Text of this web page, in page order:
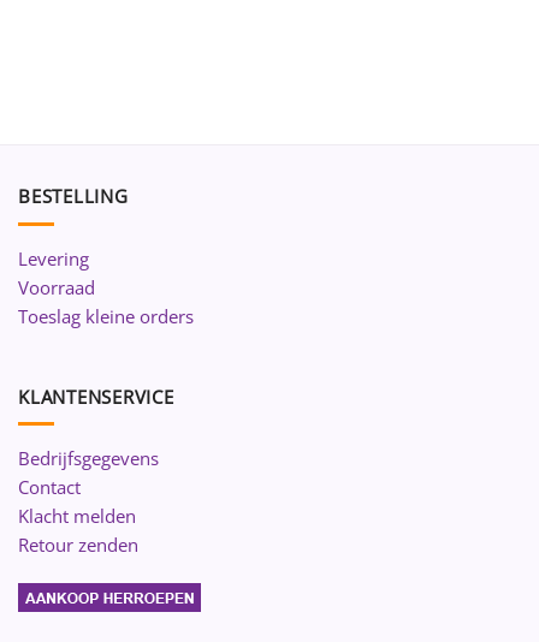
BESTELLING
Levering
Voorraad
Toeslag kleine orders
KLANTENSERVICE
Bedrijfsgegevens
Contact
Klacht melden
Retour zenden